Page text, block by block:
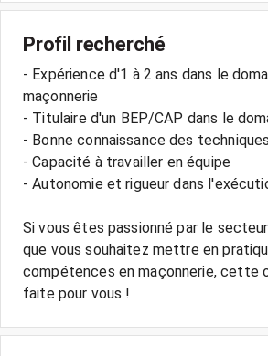
Profil recherché
- Expérience d'1 à 2 ans dans le
maçonnerie
- Titulaire d'un BEP/CAP dans le
- Bonne connaissance des
- Capacité à travailler en équipe
- Autonomie et rigueur dans
Si vous êtes passionné par le
que vous souhaitez mettre en
compétences en maçonnerie, cette